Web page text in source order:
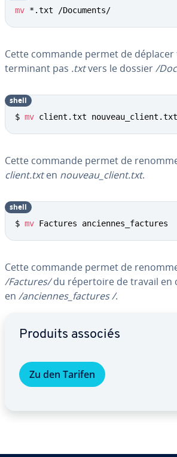
mv *.txt /Documents/
Cette commande permet de
terminant pas .txtvers le dossier/
$ mv client.txt nouveau_client.txt
shell
Cette commande permet de
client.txten nouveau_client.txt.
$ mv Factures anciennes_factures
shell
Cette commande permet de
/Factures/du ré­per­toire de travail en
en /anciennes_factures /.
Produits associés
Zu den Tarifen